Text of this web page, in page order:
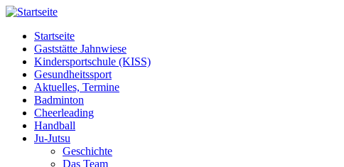
Startseite
Gaststätte Jahnwiese
Kindersportschule (KISS)
Gesundheitssport
Aktuelles, Termine
Badminton
Cheerleading
Handball
Ju-Jutsu
Geschichte
Das Team